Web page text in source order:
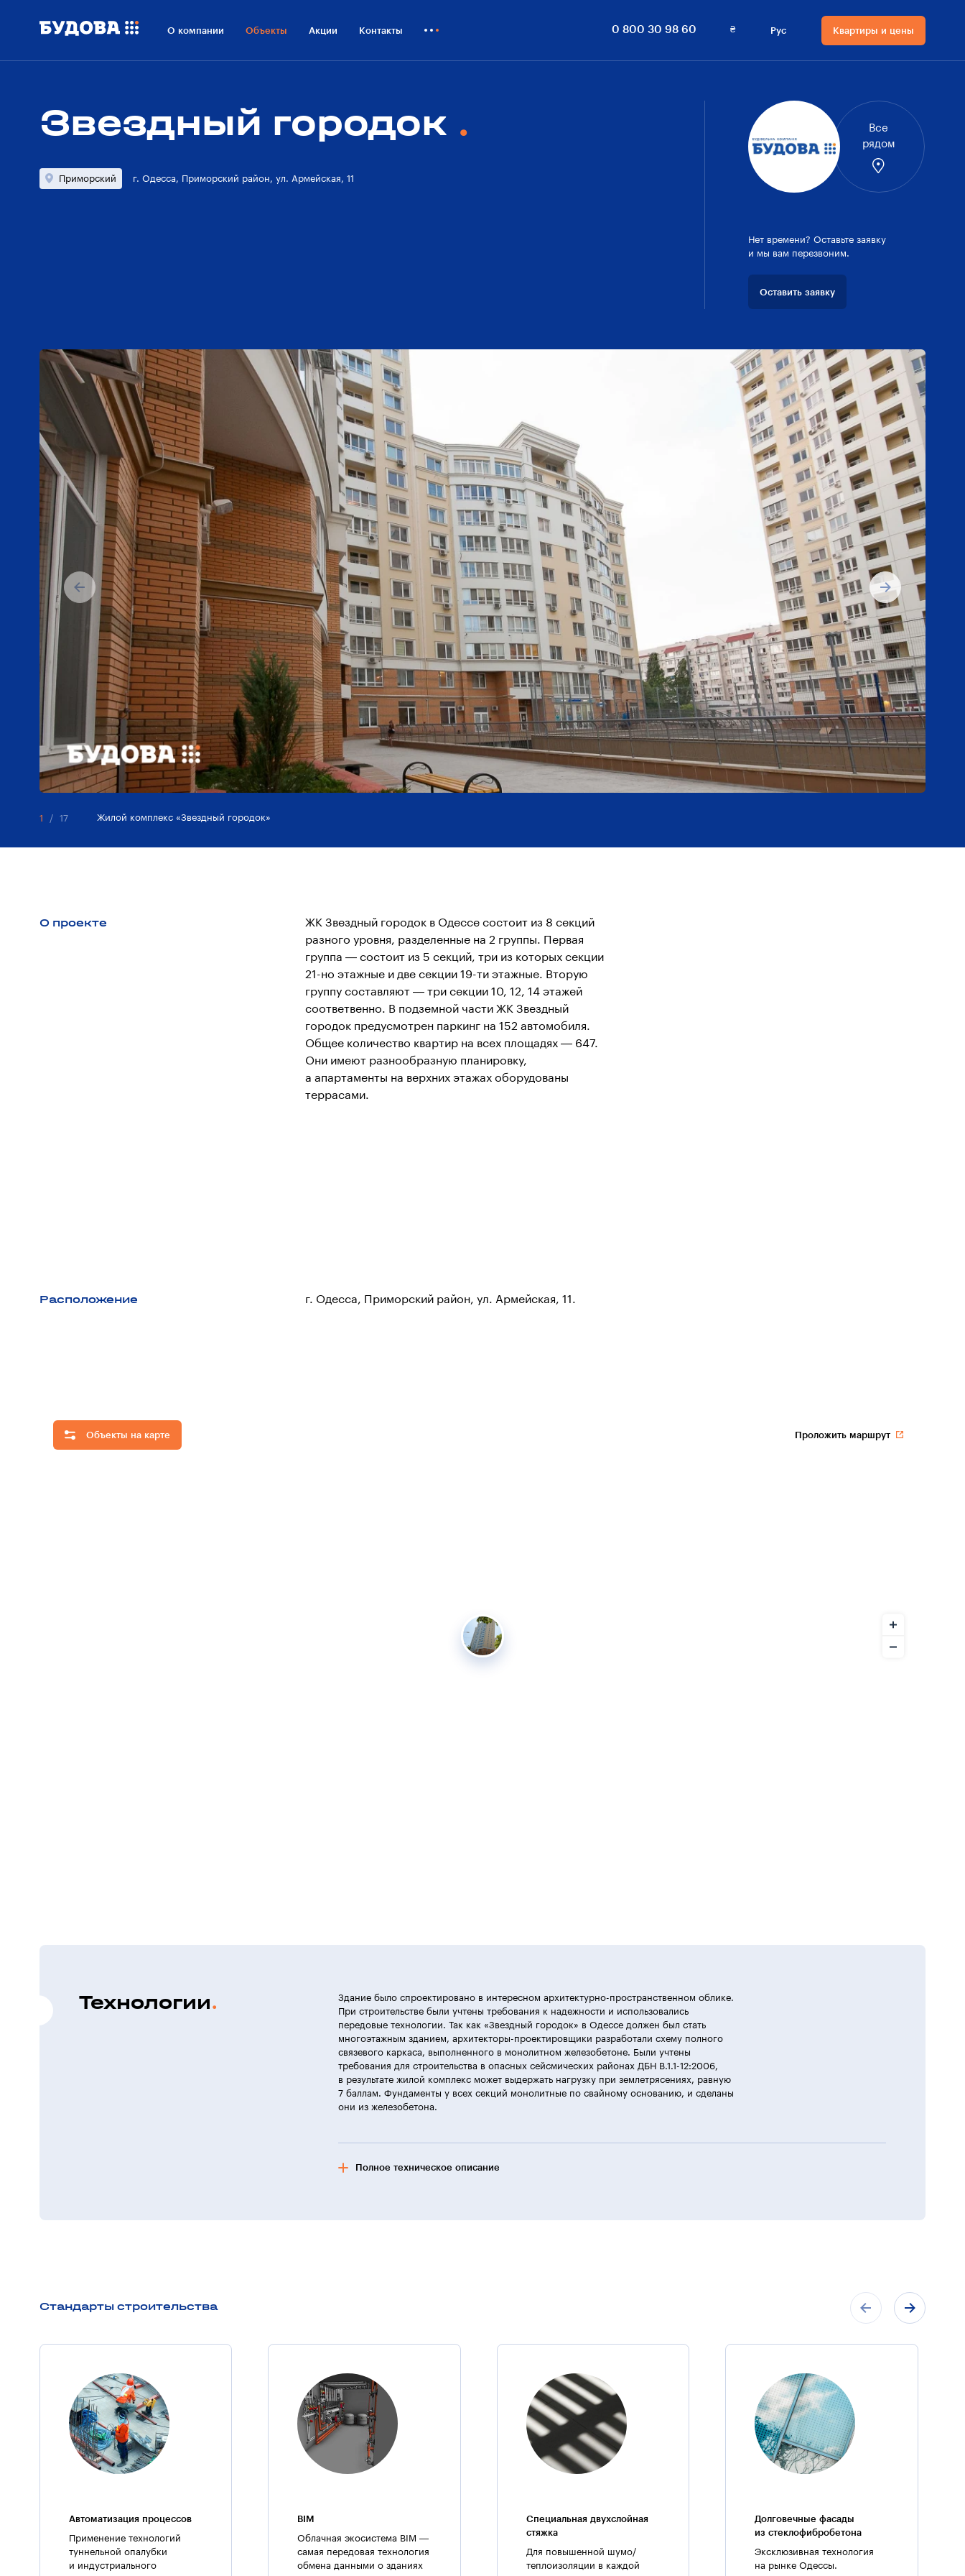
О компании Объекты Акции Контакты
Бизнесу
0 800 30 98 60 ₴
Валюта на сайте
$ Доллары
Рус
Язык сайта
Українська
Квартиры и цены
Квартиры и цены
Звездный городок
Приморский г. Одесса, Приморский район, ул. Армейская, 11
Все
рядом
Нет времени? Оставьте заявку
и мы вам перезвоним.
Оставить заявку
Жилой комплекс «Звездный городок»
1 / 17
О проекте
ЖК Звездный городок в Одессе состоит из 8 секций
разного уровня, разделенные на 2 группы. Первая
группа — состоит из 5 секций, три из которых секции
21-но этажные и две секции 19-ти этажные. Вторую
группу составляют — три секции 10, 12, 14 этажей
соответвенно. В подземной части ЖК Звездный
городок предусмотрен паркинг на 152 автомобиля.
Общее количество квартир на всех площадях — 647.
Они имеют разнообразную планировку,
а апартаменты на верхних этажах оборудованы
террасами.
Расположение г. Одесса, Приморский район, ул. Армейская, 11.
Объекты на карте Проложить маршрут
Технологии
Здание было спроектировано в интересном архитектурно-пространственном облике.
При строительстве были учтены требования к надежности и использовались
передовые технологии. Так как «Звездный городок» в Одессе должен был стать
многоэтажным зданием, архитекторы-проектировщики разработали схему полного
связевого каркаса, выполненного в монолитном железобетоне. Были учтены
требования для строительства в опасных сейсмических районах ДБН В.1.1-12:2006,
в результате жилой комплекс может выдержать нагрузку при землетрясениях, равную
7 баллам. Фундаменты у всех секций монолитные по свайному основанию, и сделаны
они из железобетона.
Полное техническое описание
материалом. Он основан на цементной матрице и отрезках стекловолокна, равномерно распределенных по объему
, механическим и теплотехническим свойствам этот материал относится к несгораемым
не содержащий вредных компонентов. Внутренние несущие стены выполнены из монолитного железобетона.
Продольные и поперечные стены имеют толщину 20 см, а торцевые — 30 см. Между квартирами предусмотрены
перегородки из газобетона и бетона, их толщина — 20 см.
Фасад здания представляет собой комбинацию различных способов обработки внешних стен: 1 и 2 этажи имеют
облицовку из керамического кирпича. В 3–14 этажах (6, 7 и 8 секции) на газобетон наложена декоративная
штукатурка. 3—21(19) этажи у секций 1–5 оснащены фасадными системами. Кровля использована плоская
эксплуатируемая, по железобетонным перекрытиям она уложена плиткой, а там где присутствует неэксплуатируемая
В Одессе Звездный городок, как и остальные новостройки СК «Будова», отличается от других зданий уровнем
комфорта. К примеру, в нем есть бесшумные и скоростные лифты «OTIS», которые относятся к устройствам нового
поколения.
Стандарты строительства
Автоматизация процессов
Применение технологий
туннельной опалубки
и индустриального
BIM
Облачная экосистема BIM —
самая передовая технология
обмена данными о зданиях
Специальная двухслойная
стяжка
Для повышенной шумо/
теплоизоляции в каждой
Долговечные фасады
из стеклофибробетона
Эксклюзивная технология
на рынке Одессы.